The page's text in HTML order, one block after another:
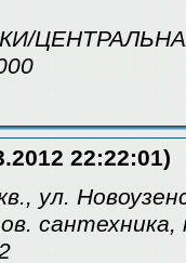
22:22:01)
ул.